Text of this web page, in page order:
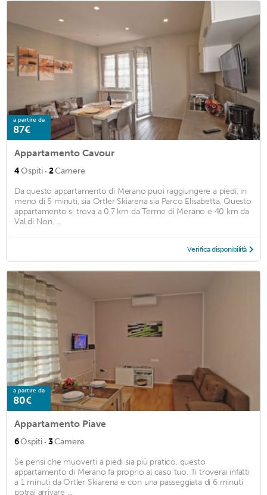
a partire da
87€
Appartamento Cavour
4Ospiti · 2Camere
Da questo appartamento di Merano puoi raggiungere a piedi, in
meno di 5 minuti, sia Ortler Skiarena sia Parco Elisabetta. Questo
appartamento si trova a 0,7 km da Terme di Merano e 40 km da
Val di Non. ...
Verifica disponibilità
a partire da
80€
Appartamento Piave
6Ospiti · 3Camere
Se pensi che muoverti a piedi sia più pratico, questo
appartamento di Merano fa proprio al caso tuo. Ti troverai infatti
a 1 minuti da Ortler Skiarena e con una passeggiata di 6 minuti
potrai arrivare ...